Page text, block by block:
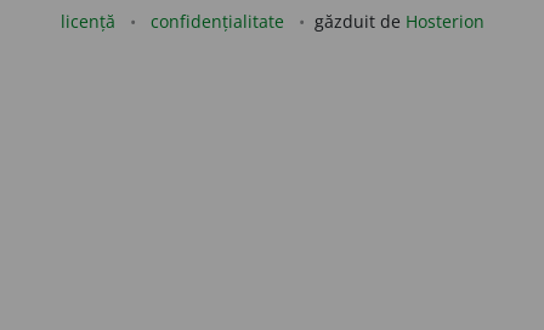
licență confidențialitate găzduit de Hosterion